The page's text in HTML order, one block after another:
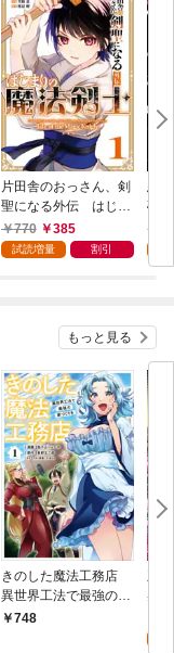
片田舎のおっさん、剣
聖になる外伝 はじま
りの魔法剣士 1巻
770 385
試読増量 割引
悪
破
つ
か
もっと見る
きのした魔法工務店
異世界工法で最強の家
づくりを（コミック）
748
兆
る